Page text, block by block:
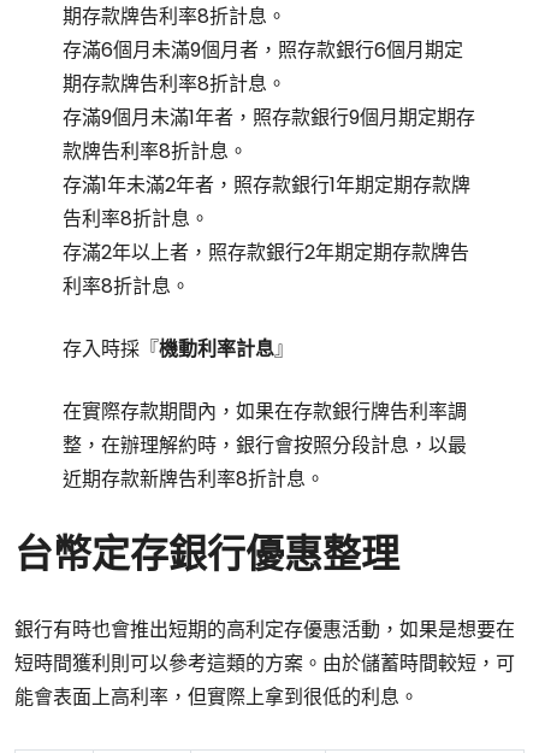
期存款牌告利率8折計息。
存滿6個月未滿9個月者，照存款銀行6個月期定
期存款牌告利率8折計息。
存滿9個月未滿1年者，照存款銀行9個月期定期存
款牌告利率8折計息。
存滿1年未滿2年者，照存款銀行1年期定期存款牌
告利率8折計息。
存滿2年以上者，照存款銀行2年期定期存款牌告
利率8折計息。
存入時採『機動利率計息』
在實際存款期間內，如果在存款銀行牌告利率調
整，在辦理解約時，銀行會按照分段計息，以最
近期存款新牌告利率8折計息。
台幣定存銀行優惠整理
銀行有時也會推出短期的高利定存優惠活動，如果是想要在
短時間獲利則可以參考這類的方案。由於儲蓄時間較短，可
能會表面上高利率，但實際上拿到很低的利息。